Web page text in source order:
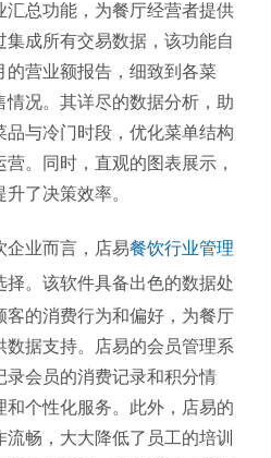
汇总功能，为餐厅经营者提供
成所有交易数据，该功能自
的营业额报告，细致到各菜
况。其详尽的数据分析，助
品与冷门时段，优化菜单结构
。同时，直观的图表展示，
了决策效率。
企业而言，店易餐饮行业管理
择。该软件具备出色的数据处
客的消费行为和偏好，为餐厅
据支持。店易的会员管理系
录会员的消费记录和积分情
和个性化服务。此外，店易的
畅，大大降低了员工的培训